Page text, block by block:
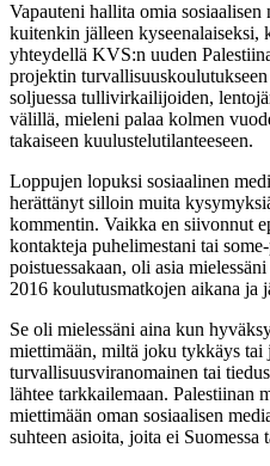
Vapauteni hallita omia sosiaalisen
kuitenkin jälleen kyseenalaiseksi,
yhteydellä KVS:n uuden
projektin turvallisuuskoulutukseen
soljuessa tullivirkailijoiden,
välillä, mieleni palaa kolmen
takaiseen kuulustelutilanteeseen.
Loppujen lopuksi sosiaalinen
herättänyt silloin muita
kommentin. Vaikka en siivonnut
kontakteja puhelimestani tai
poistuessakaan, oli asia
2016 koulutusmatkojen aikana ja
Se oli mielessäni aina kun
miettimään, miltä joku tykkäys tai
turvallisuusviranomainen tai
lähtee tarkkailemaan. Palestiinan
miettimään oman sosiaalisen
suhteen asioita, joita ei Suomessa